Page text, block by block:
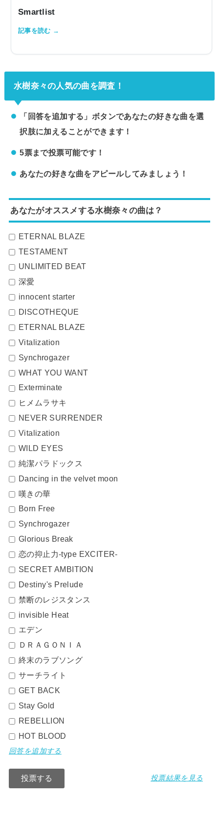
し、見やすい席はどこなのかまでまとめました。エコパ
Smartlist
水樹奈々の人気の曲を調査！
「回答を追加する」ボタンであなたの好きな曲を選
択肢に加えることができます！
5票まで投票可能です！
あなたの好きな曲をアピールしてみましょう！
あなたがオススメする水樹奈々の曲は？
ETERNAL BLAZE
TESTAMENT
UNLIMITED BEAT
深愛
innocent starter
DISCOTHEQUE
ETERNAL BLAZE
Vitalization
Synchrogazer
WHAT YOU WANT
Exterminate
ヒメムラサキ
NEVER SURRENDER
Vitalization
WILD EYES
純潔パラドックス
Dancing in the velvet moon
嘆きの華
Born Free
Synchrogazer
Glorious Break
恋の抑止力‐type EXCITER‐
SECRET AMBITION
Destiny's Prelude
禁断のレジスタンス
invisible Heat
エデン
ＤＲＡＧＯＮＩＡ
終末のラブソング
サーチライト
GET BACK
Stay Gold
REBELLION
HOT BLOOD
回答を追加する
投票結果を見る